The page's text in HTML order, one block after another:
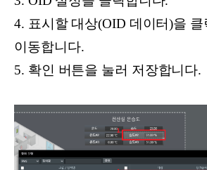
4. 표시할 대상(OID 데이터)을
이동합니다.
5. 확인 버튼을 눌러 저장합니다.